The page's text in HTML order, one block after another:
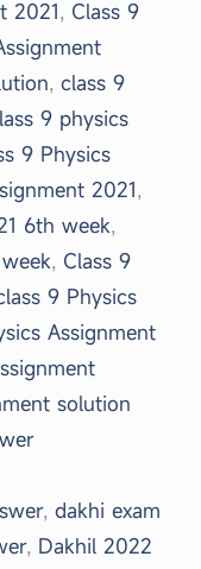
2021, Class 9
, class 9
9 physics
9 Physics
2021,
6th week,
, Class 9
9 Physics
Assignment
solution
, dakhi exam
, Dakhil 2022